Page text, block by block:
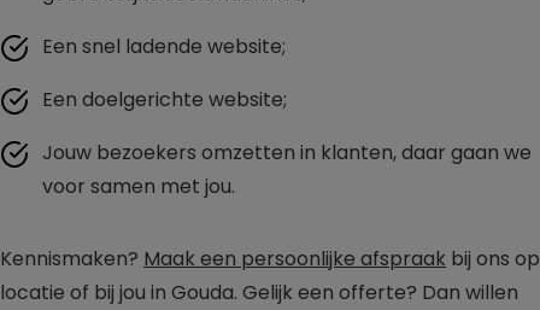
Een snel ladende website;
Een doelgerichte website;
Jouw bezoekers omzetten in klanten, daar gaan we
voor samen met jou.
Kennismaken? Maak een persoonlijke afspraak bij ons op
locatie of bij jou in Gouda. Gelijk een offerte? Dan willen